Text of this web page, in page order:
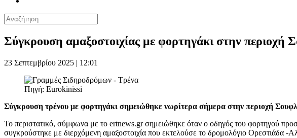
Σύγκρουση αμαξοστοιχίας με φορτηγάκι στην περιοχή
23 Σεπτεμβρίου 2025 | 12:01
Πηγή: Eurokinissi
Σύγκρουση τρένου με φορτηγάκι σημειώθηκε νωρίτερα σήμερα στην περιοχή
Το περιστατικό, σύμφωνα με το ertnews.gr σημειώθηκε όταν ο οδηγός του φορτηγού
συγκρούστηκε με διερχόμενη αμαξοστοιχία που εκτελούσε το δρομολόγιο Ορεστιάδα -